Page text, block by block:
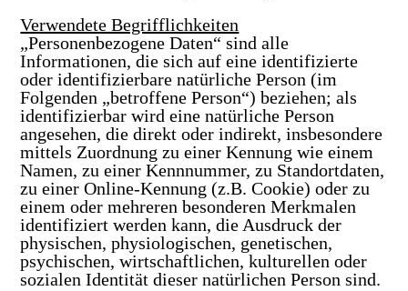
Verwendete Begrifflichkeiten
„Personenbezogene Daten“ sind alle
Informationen, die sich auf eine identifizierte
oder identifizierbare natürliche Person (im
Folgenden „betroffene Person“) beziehen; als
identifizierbar wird eine natürliche Person
angesehen, die direkt oder indirekt, insbesondere
mittels Zuordnung zu einer Kennung wie einem
Namen, zu einer Kennnummer, zu Standortdaten,
zu einer Online-Kennung (z.B. Cookie) oder zu
einem oder mehreren besonderen Merkmalen
identifiziert werden kann, die Ausdruck der
physischen, physiologischen, genetischen,
psychischen, wirtschaftlichen, kulturellen oder
sozialen Identität dieser natürlichen Person sind.